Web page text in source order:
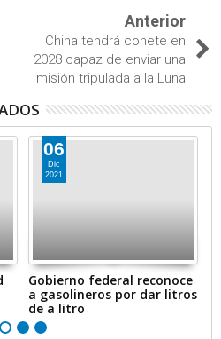
Anterior
China tendrá cohete en
2028 capaz de enviar una
misión tripulada a la Luna
06
Dic
2021
Gobierno federal reconoce
a gasolineros por dar litros
de a litro